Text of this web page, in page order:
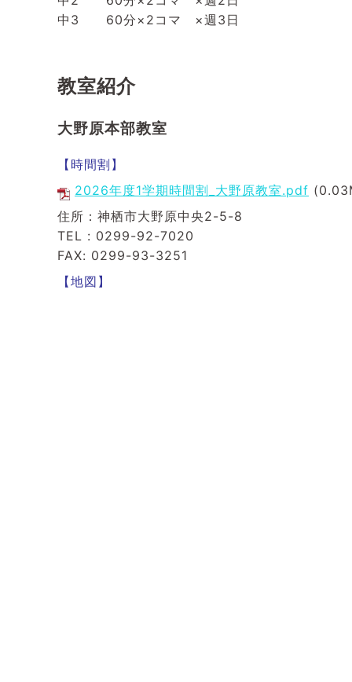
中3 60分×2コマ ×週3日
教室紹介
大野原本部教室
【時間割】
2026年度1学期時間割_大野原教室.pdf
住所：神栖市大野原中央2-5-8
TEL : 0299-92-7020
FAX: 0299-93-3251
【地図】